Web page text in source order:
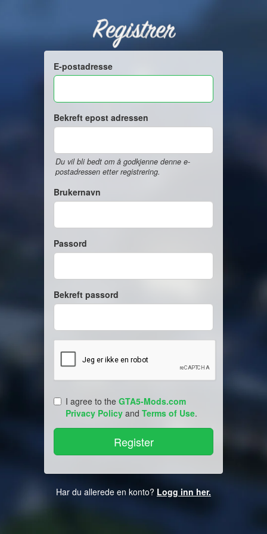
Registrer
E-postadresse
Bekreft epost adressen
Du vil bli bedt om å godkjenne denne e-
postadressen etter registrering.
Brukernavn
Passord
Bekreft passord
I agree to the GTA5-Mods.com
Privacy Policy and Terms of Use.
Har du allerede en konto? Logg inn her.